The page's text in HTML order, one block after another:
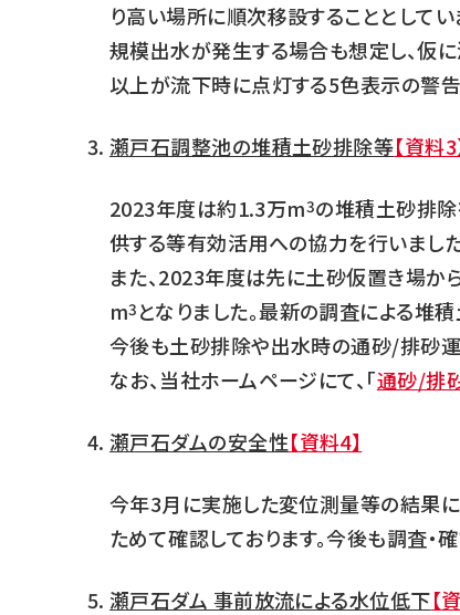
り高い場所に順次移設することとして
規模出水が発生する場合も想定し、仮
以上が流下時に点灯する5色表示の警告
瀬戸石調整池の堆積土砂排除等【資料3
2023年度は約1.3万m3の堆積土砂排除
供する等有効活用への協力を行いました
また、2023年度は先に土砂仮置き場
m3 となりました。最新の調査による堆
今後も土砂排除や出水時の通砂/排砂運
なお、当社ホームページにて、「通砂/排
瀬戸石ダムの安全性【資料4】
今年3月に実施した変位測量等の結果
ためて確認しております。今後も調査・
瀬戸石ダム 事前放流による水位低下【